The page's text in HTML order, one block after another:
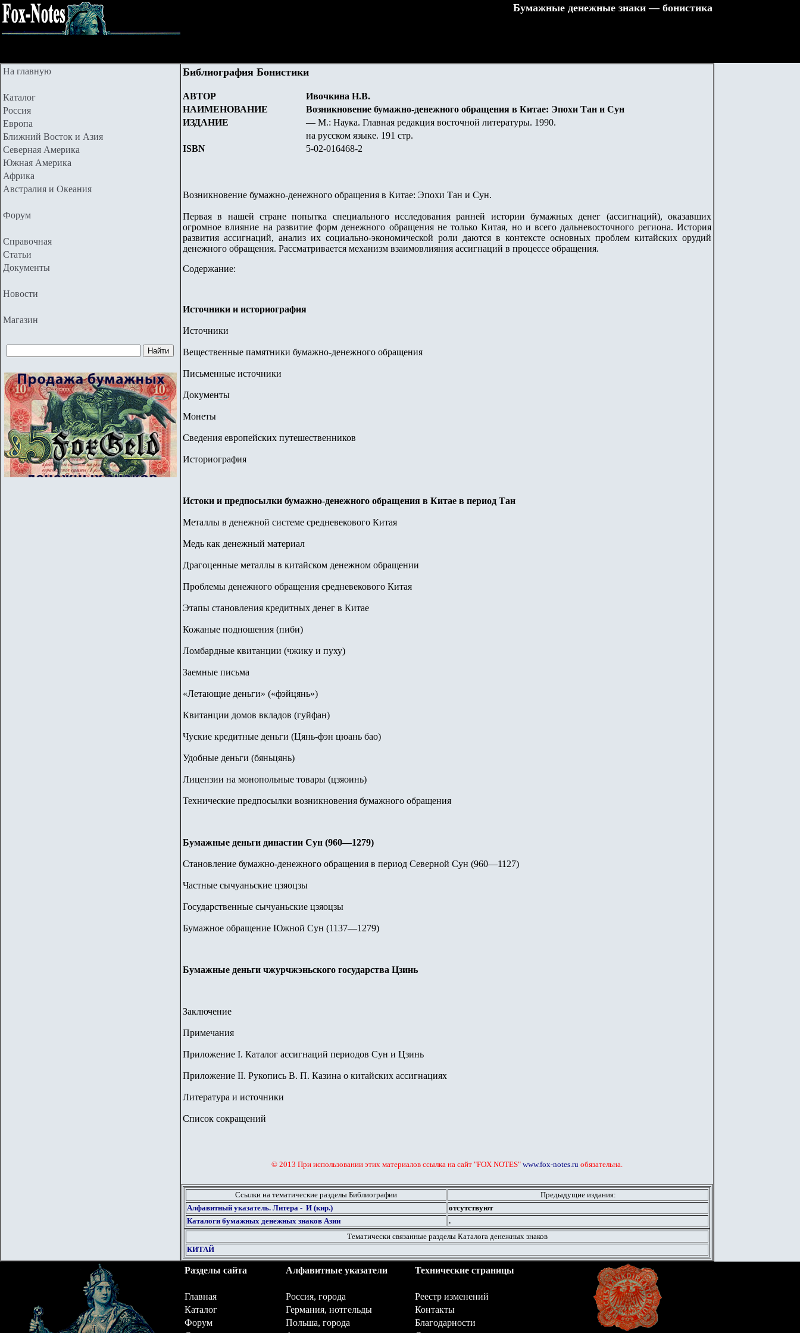
Бумажные денежные знаки — бонистика
На главную
Каталог
Россия
Европа
Ближний Восток и Азия
Северная Америка
Южная Америка
Африка
Австралия и Океания
Форум
Справочная
Статьи
Документы
Новости
Магазин
Библиография Бонистики
АВТОР
Ивочкина Н.В.
НАИМЕНОВАНИЕ
Возникновение бумажно-денежного обращения в Китае: Эпохи Тан и Сун
ИЗДАНИЕ
— М.: Наука. Главная редакция восточной литературы. 1990.
на русском языке. 191 стр.
ISBN
5-02-016468-2
Возникновение бумажно-денежного обращения в Китае: Эпохи Тан и Сун.
Первая в нашей стране попытка специального исследования ранней истории бумажных денег (ассигнаций), оказавших
огромное влияние на развитие форм денежного обращения не только Китая, но и всего дальневосточного региона. История
развития ассигнаций, анализ их социально-экономической роли даются в контексте основных проблем китайских орудий
денежного обращения. Рассматривается механизм взаимовлияния ассигнаций в процессе обращения.
Содержание:
Источники и историография
Источники
Вещественные памятники бумажно-денежного обращения
Письменные источники
Документы
Монеты
Сведения европейских путешественников
Историография
Истоки и предпосылки бумажно-денежного обращения в Китае в период Тан
Металлы в денежной системе средневекового Китая
Медь как денежный материал
Драгоценные металлы в китайском денежном обращении
Проблемы денежного обращения средневекового Китая
Этапы становления кредитных денег в Китае
Кожаные подношения (пиби)
Ломбардные квитанции (чжику и пуху)
Заемные письма
«Летающие деньги» («фэйцянь»)
Квитанции домов вкладов (гуйфан)
Чуские кредитные деньги (Цянь-фэн цюань бао)
Удобные деньги (бяньцянь)
Лицензии на монопольные товары (цзяоинь)
Технические предпосылки возникновения бумажного обращения
Бумажные деньги династии Сун (960—1279)
Становление бумажно-денежного обращения в период Северной Сун (960—1127)
Частные сычуаньские цзяоцзы
Государственные сычуаньские цзяоцзы
Бумажное обращение Южной Сун (1137—1279)
Бумажные деньги чжурчжэньского государства Цзинь
Заключение
Примечания
Приложение I. Каталог ассигнаций периодов Сун и Цзинь
Приложение II. Рукопись В. П. Казина о китайских ассигнациях
Литература и источники
Список сокращений
© 2013 При использовании этих материалов ссылка на сайт "FOX NOTES" www.fox-notes.ru обязательна.
Ссылки на тематические разделы Библиографии
Предыдущие издания:
Алфавитный указатель. Литера - И (кир.)
отсутствуют
Каталоги бумажных денежных знаков Азии
.
Тематически связанные разделы Каталога денежных знаков
КИТАЙ
Разделы сайта Алфавитные указатели Технические страницы
Главная Россия, города
Реестр изменений
Каталог
Германия, нотгельды
Контакты
Форум
Польша, города
Благодарности